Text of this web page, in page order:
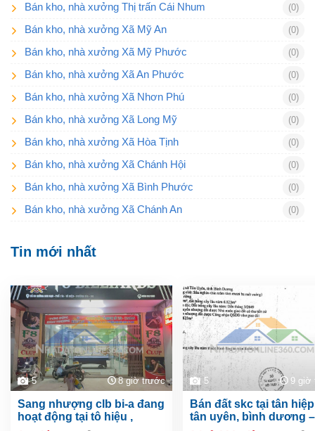
Bán kho, nhà xưởng Thị trấn Cái Nhum (0)
Bán kho, nhà xưởng Xã Mỹ An (0)
Bán kho, nhà xưởng Xã Mỹ Phước (0)
Bán kho, nhà xưởng Xã An Phước (0)
Bán kho, nhà xưởng Xã Nhơn Phú (0)
Bán kho, nhà xưởng Xã Long Mỹ (0)
Bán kho, nhà xưởng Xã Hòa Tịnh (0)
Bán kho, nhà xưởng Xã Chánh Hội (0)
Bán kho, nhà xưởng Xã Bình Phước (0)
Bán kho, nhà xưởng Xã Chánh An (0)
Tin mới nhất
5 8 giờ trước
sang nhượng clb bi-a đang
hoạt động tại tô hiệu ,
5 9 giờ
bán đất skc tại tân hiệp, tp.
tân uyên, bình dương –